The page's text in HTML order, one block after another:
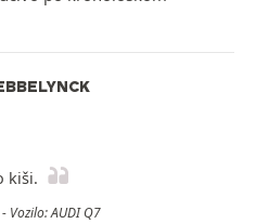
kiši.
Vozilo: AUDI Q7